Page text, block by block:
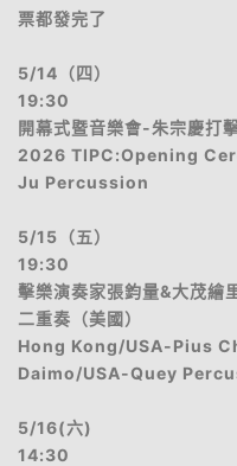
票都發完了
5/14（四）
19:30
開幕式暨音樂會-朱宗慶打
2026 TIPC:Opening
Ju Percussion
5/15（五）
19:30
擊樂演奏家張鈞量&大茂繪
二重奏（美國）
Hong Kong/USA-Pius
Daimo/USA-Quey
5/16(六)
14:30